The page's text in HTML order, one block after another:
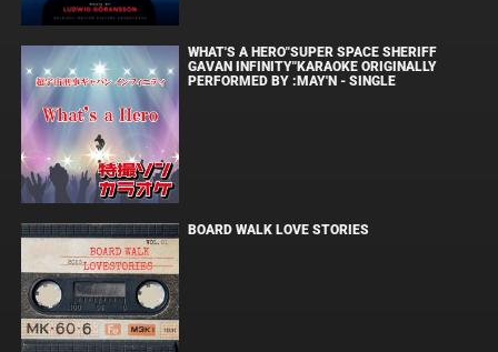
WHAT'S A HERO"SUPER SPACE SHERIFF
GAVAN INFINITY"KARAOKE ORIGINALLY
PERFORMED BY :MAY'N - SINGLE
BOARD WALK LOVE STORIES